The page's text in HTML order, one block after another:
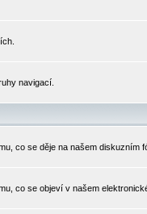
navigací.
co se děje na našem diskuzním
co se objeví v našem